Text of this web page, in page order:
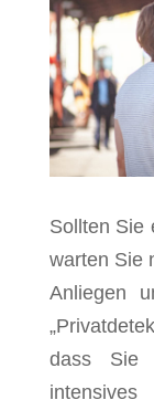
Sollten Sie
warten Sie
Anliegen
dass Sie